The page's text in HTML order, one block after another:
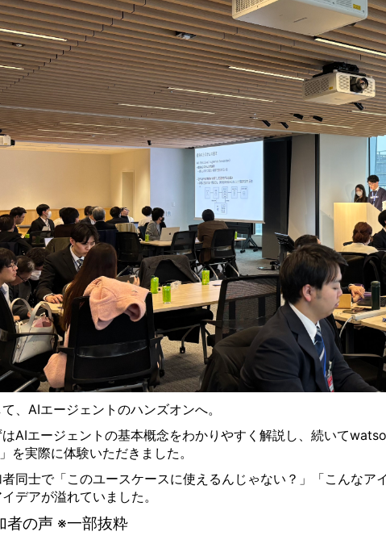
、AIエージェントのハンズオンへ。
AIエージェントの基本概念をわかりやすく解説し、続いて
を実際に体験いただきました。
同士で「このユースケースに使えるんじゃない？」「こんな
デアが溢れていました。
者の声 ※一部抜粋